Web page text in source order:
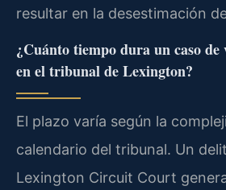
resultar en la desestimación
¿Cuánto tiempo dura un caso de
en el tribunal de Lexington?
El plazo varía según la
calendario del tribunal. Un
Lexington Circuit Court